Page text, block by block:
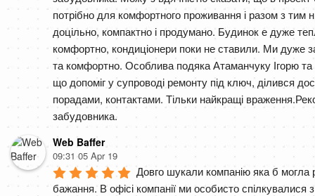
потрібно для комфортного проживання і разом з тим
доцільно, компактно і продумано. Будинок е дуже
комфортно, кондиціонери поки не ставили. Ми дуже
та комфортно. Особлива подяка Атаманчуку Ігорю
що допоміг у супроводі ремонту під ключ, ділився
порадами, контактами. Тільки найкращі
забудовника.
Web Baffer
09:31 05 Apr 19
Довго шукали компанію яка б могла
бажання. В офісі компанії ми особисто спілкувалися